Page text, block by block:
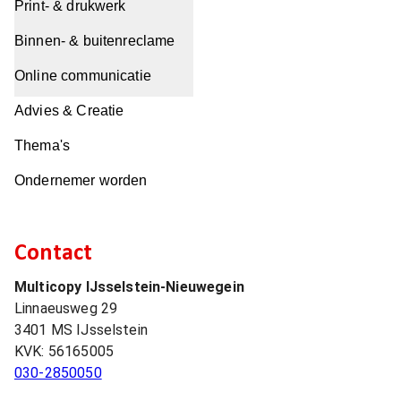
Print- & drukwerk
Binnen- & buitenreclame
Online communicatie
Advies & Creatie
Thema's
Ondernemer worden
Contact
Multicopy IJsselstein-Nieuwegein
Linnaeusweg 29
3401 MS IJsselstein
KVK: 56165005
030-2850050